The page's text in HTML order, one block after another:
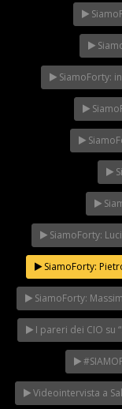
SiamoForty:
SiamoForty:
SiamoForty:
SiamoForty:
I pareri dei CIO su
Videointervista a